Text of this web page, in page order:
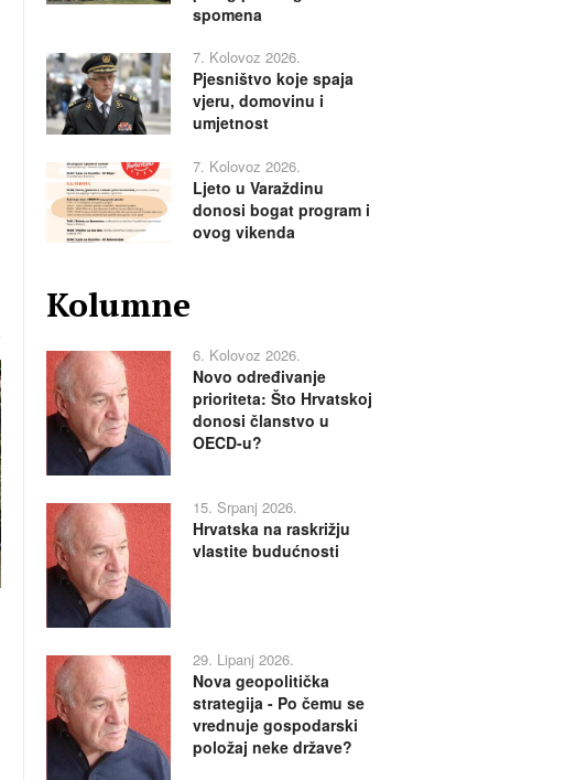
spomena
7. Kolovoz 2026.
Pjesništvo koje spaja
vjeru, domovinu i
umjetnost
7. Kolovoz 2026.
Ljeto u Varaždinu
donosi bogat program i
ovog vikenda
Kolumne
6. Kolovoz 2026.
Novo određivanje
prioriteta: Što Hrvatskoj
donosi članstvo u
OECD-u?
15. Srpanj 2026.
Hrvatska na raskrižju
vlastite budućnosti
29. Lipanj 2026.
Nova geopolitička
strategija - Po čemu se
vrednuje gospodarski
položaj neke države?